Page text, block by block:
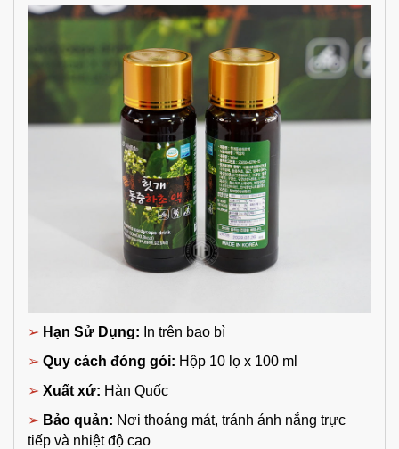
➢ Hạn Sử Dụng: In trên bao bì
➢ Quy cách đóng gói: Hộp 10 lọ x 100 ml
➢ Xuất xứ: Hàn Quốc
➢ Bảo quản: Nơi thoáng mát, tránh ánh nắng trực
tiếp và nhiệt độ cao